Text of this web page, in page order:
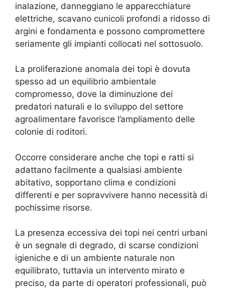
inalazione, danneggiano le apparecchiature
elettriche, scavano cunicoli profondi a ridosso di
argini e fondamenta e possono compromettere
seriamente gli impianti collocati nel sottosuolo.
La proliferazione anomala dei topi è dovuta
spesso ad un equilibrio ambientale
compromesso, dove la diminuzione dei
predatori naturali e lo sviluppo del settore
agroalimentare favorisce l’ampliamento delle
colonie di roditori.
Occorre considerare anche che topi e ratti si
adattano facilmente a qualsiasi ambiente
abitativo, sopportano clima e condizioni
differenti e per sopravvivere hanno necessità di
pochissime risorse.
La presenza eccessiva dei topi nei centri urbani
è un segnale di degrado, di scarse condizioni
igieniche e di un ambiente naturale non
equilibrato, tuttavia un intervento mirato e
preciso, da parte di operatori professionali, può